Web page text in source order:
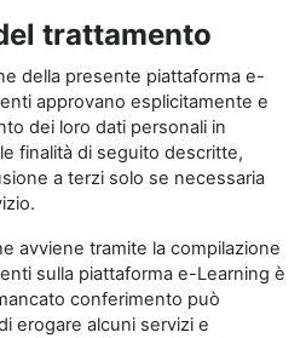
trattamento
della presente piattaforma e-
approvano esplicitamente e
dei loro dati personali in
finalità di seguito descritte,
a terzi solo se necessaria
avviene tramite la compilazione
sulla piattaforma e-Learning è
conferimento può
erogare alcuni servizi e